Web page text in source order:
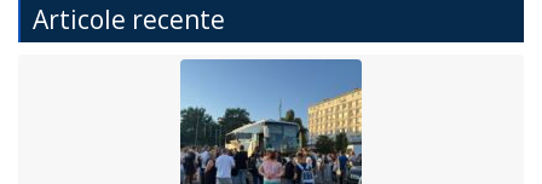
Articole recente